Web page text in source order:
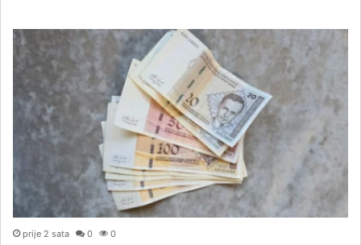
prije 2 sata 0 0